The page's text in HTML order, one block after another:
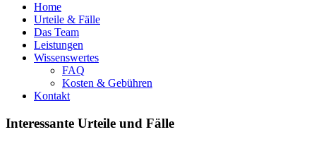
Home
Urteile & Fälle
Das Team
Leistungen
Wissenswertes
FAQ
Kosten & Gebühren
Kontakt
Interessante Urteile und Fälle